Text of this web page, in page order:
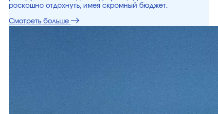
роскошно отдохнуть, имея скромный бюджет.
Смотреть больше